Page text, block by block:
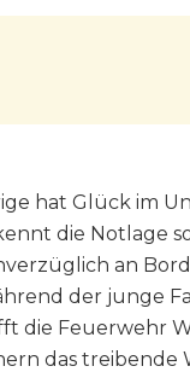
hat Glück im
die Notlage
an
der junge
die Feuerwehr
das treibende